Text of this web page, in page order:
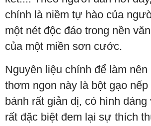
chính là niềm tự hào của
một nét độc đáo trong nền
của một miền sơn cước.
Nguyên liệu chính để làm nên
thơm ngon này là bột gạo
bánh rất giản dị, có hình
rất đặc biệt đem lại sự thích